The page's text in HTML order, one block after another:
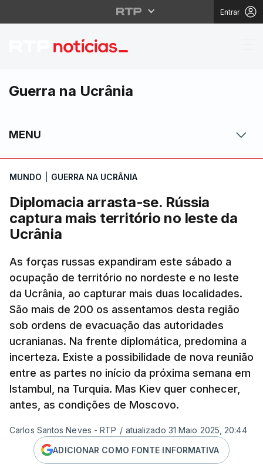
Entrar
Diplomacia arrasta-
Guerra na Ucrânia
MENU
MUNDO GUERRA NA UCRÂNIA
Diplomacia arrasta-se. Rússia
captura mais território no leste da
Ucrânia
As forças russas expandiram este sábado a
ocupação de território no nordeste e no leste
da Ucrânia, ao capturar mais duas localidades.
São mais de 200 os assentamos desta região
sob ordens de evacuação das autoridades
ucranianas. Na frente diplomática, predomina a
incerteza. Existe a possibilidade de nova reunião
entre as partes no início da próxima semana em
Istambul, na Turquia. Mas Kiev quer conhecer,
antes, as condições de Moscovo.
Carlos Santos Neves - RTP / atualizado 31 Maio 2025, 20:44
ADICIONAR COMO FONTE INFORMATIVA